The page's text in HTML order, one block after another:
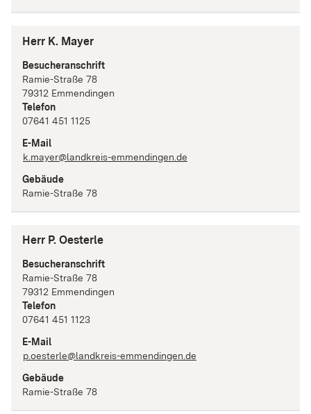
Herr K. Mayer
Besucheranschrift
Ramie-Straße 78
79312 Emmendingen
Telefon
07641 451 1125
E-Mail
k.mayer@landkreis-emmendingen.de
Gebäude
Ramie-Straße 78
Herr P. Oesterle
Besucheranschrift
Ramie-Straße 78
79312 Emmendingen
Telefon
07641 451 1123
E-Mail
p.oesterle@landkreis-emmendingen.de
Gebäude
Ramie-Straße 78